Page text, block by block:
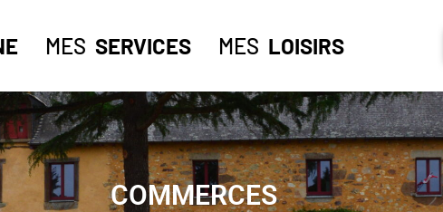
MES SERVICES MES LOISIRS
COMMERCES